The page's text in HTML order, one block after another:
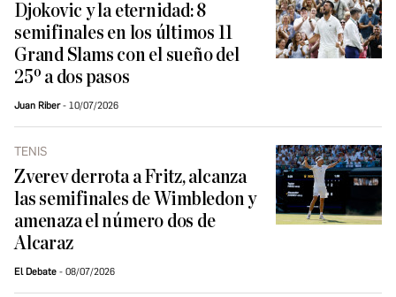
Djokovic y la eternidad: 8
semifinales en los últimos 11
Grand Slams con el sueño del
25º a dos pasos
Juan Riber 10/07/2026
TENIS
Zverev derrota a Fritz, alcanza
las semifinales de Wimbledon y
amenaza el número dos de
Alcaraz
El Debate 08/07/2026